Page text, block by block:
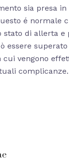
sia presa in
é normale
stato di allerta e
essere
cui vengono
complicanze.